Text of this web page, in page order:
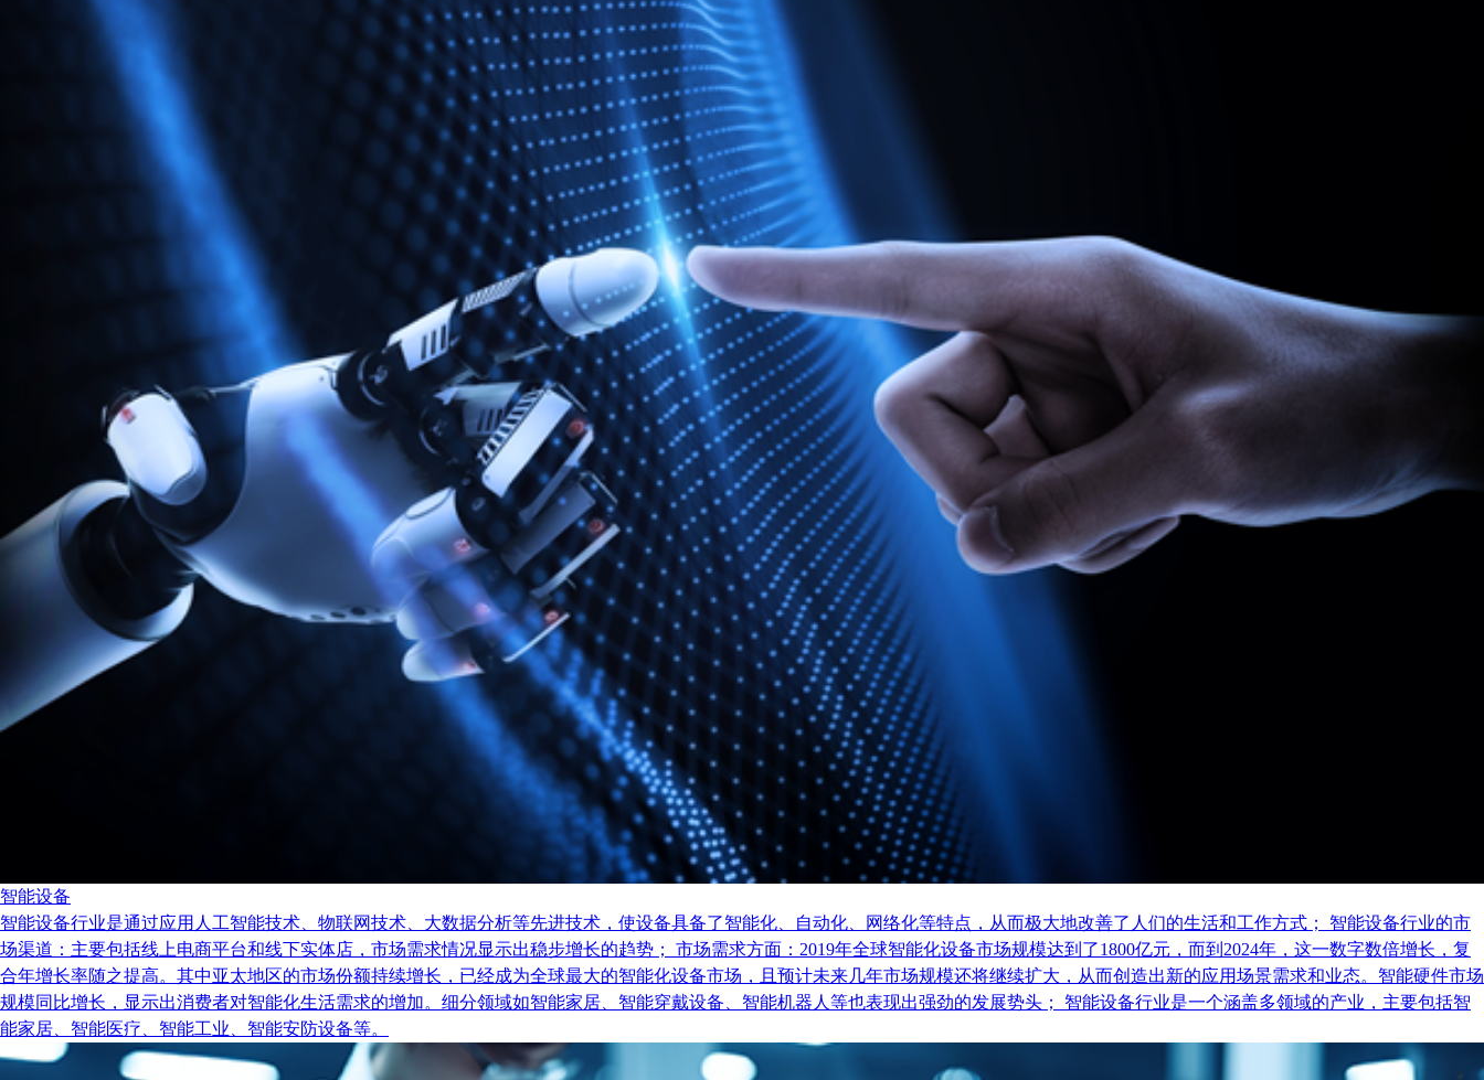
智能设备
智能设备行业是通过应用人工智能技术、物联网技术、大数据分析等先进技术，使设备具备了智能化、自动化、网络化等特点，从而极大地改善了人们的生活和工作方式； 智能设备行业的市
场渠道：主要包括线上电商平台和线下实体店，市场需求情况显示出稳步增长的趋势； 市场需求方面：2019年全球智能化设备市场规模达到了1800亿元，而到2024年，这一数字数倍增长，复
合年增长率随之提高。其中亚太地区的市场份额持续增长，已经成为全球最大的智能化设备市场，且预计未来几年市场规模还将继续扩大，从而创造出新的应用场景需求和业态。智能硬件市场
规模同比增长，显示出消费者对智能化生活需求的增加。细分领域如智能家居、智能穿戴设备、智能机器人等也表现出强劲的发展势头； 智能设备行业是一个涵盖多领域的产业，主要包括智
能家居、智能医疗、智能工业、智能安防设备等。